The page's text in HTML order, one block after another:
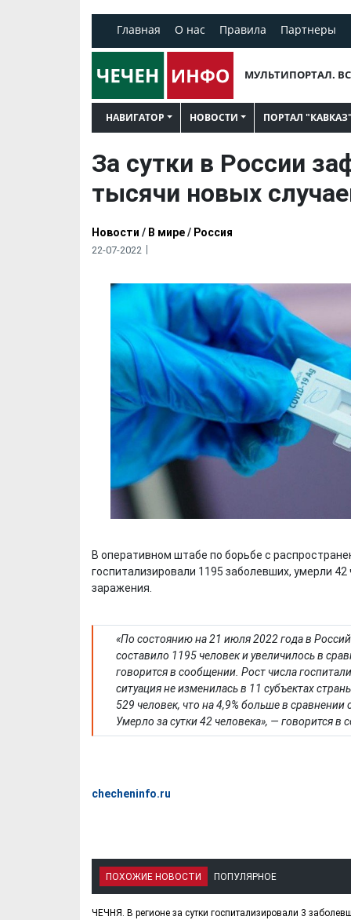
Главная О нас Правила Партнеры
МУЛЬТИПОРТАЛ.
НАВИГАТОР НОВОСТИ ПОРТАЛ "КАВКАЗ"
За сутки в России
тысячи новых
Новости / В мире/ Россия
22-07-2022
В оперативном штабе по борьбе с
госпитализировали 1195 заболевших, умерли
заражения.
«По состоянию на 21 июля 2022 года в
составило 1195 человек и увеличилось в
говорится в сообщении. Рост числа
ситуация не изменилась в 11 субъектах
529 человек, что на 4,9% больше в
Умерло за сутки 42 человека», — говорится в
checheninfo.ru
ПОХОЖИЕ НОВОСТИ ПОПУЛЯРНОЕ
ЧЕЧНЯ. В регионе за сутки госпитализировали 3